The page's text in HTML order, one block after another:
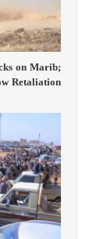
on Marib;
Retaliation